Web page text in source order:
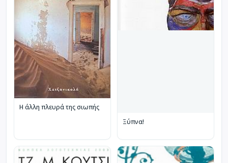
Η άλλη πλευρά της σιωπής
Ξύπνα!